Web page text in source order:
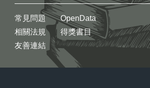
常見問題
相關法規
友善連結
OpenData
得獎書目